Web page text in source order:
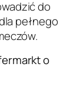
do
pełnego
o